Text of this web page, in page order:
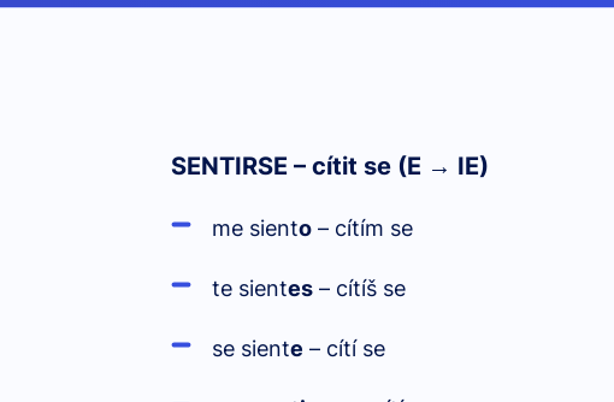
SENTIRSE – cítit se (E → IE)
me siento – cítím se
te sientes – cítíš se
se siente – cítí se